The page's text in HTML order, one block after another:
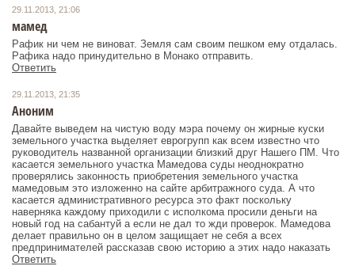
29.11.2013, 21:06
мамед
Рафик ни чем не виноват. Земля сам своим пешком ему отдалась.
Рафика надо принудительно в Монако отправить.
Ответить
29.11.2013, 21:35
Аноним
Давайте выведем на чистую воду мэра почему он жирные куски
земельного участка выделяет еврогрупп как всем известно что
руководитель названной организации близкий друг Нашего ПМ. Что
касается земельного участка Мамедова суды неоднократно
проверялись законность приобретения земельного участка
мамедовым это изложенно на сайте арбитражного суда. А что
касается административного ресурса это факт поскольку
наверняка каждому приходили с исполкома просили деньги на
новый год на сабантуй а если не дал то жди проверок. Мамедова
делает правильно он в целом защищает не себя а всех
предпринимателей рассказав свою историю а этих надо наказать
Ответить